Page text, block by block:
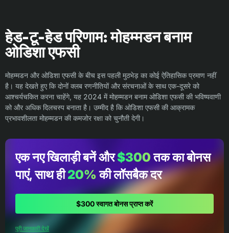
हेड-टू-हेड परिणाम: मोहम्मडन बनाम
ओडिशा एफसी
मोहम्मडन और ओडिशा एफसी के बीच इस पहली मुठभेड़ का कोई ऐतिहासिक प्रमाण नहीं
है। यह देखते हुए कि दोनों क्लब रणनीतियों और संरचनाओं के साथ एक-दूसरे को
आश्चर्यचकित करना चाहेंगे, यह 2024 में मोहम्मडन बनाम ओडिशा एफसी की भविष्यवाणी
को और अधिक दिलचस्प बनाता है। उम्मीद है कि ओडिशा एफसी की आक्रामक
प्रभावशीलता मोहम्मडन की कमजोर रक्षा को चुनौती देगी।
एक नए खिलाड़ी बनें और$300तक का बोनस
पाएं, साथ ही20%की लॉसबैक दर
$300 स्वागत बोनस प्राप्त करें
पूरी जानकारी देखें